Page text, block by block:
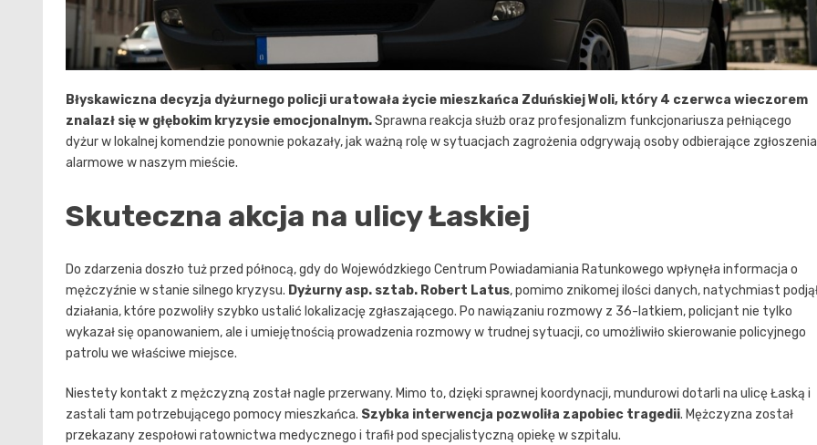
Błyskawiczna decyzja dyżurnego policji uratowała życie mieszkańca Zduńskiej Woli, który 4 czerwca wieczorem
znalazł się w głębokim kryzysie emocjonalnym.Sprawna reakcja służb oraz profesjonalizm funkcjonariusza pełniącego
dyżur w lokalnej komendzie ponownie pokazały, jak ważną rolę w sytuacjach zagrożenia odgrywają osoby odbierające zgłoszenia
alarmowe w naszym mieście.
Skuteczna akcja na ulicy Łaskiej
Do zdarzenia doszło tuż przed północą, gdy do Wojewódzkiego Centrum Powiadamiania Ratunkowego wpłynęła informacja o
mężczyźnie w stanie silnego kryzysu. Dyżurny asp. sztab. Robert Latus, pomimo znikomej ilości danych, natychmiast
działania, które pozwoliły szybko ustalić lokalizację zgłaszającego. Po nawiązaniu rozmowy z 36-latkiem, policjant nie tylko
wykazał się opanowaniem, ale i umiejętnością prowadzenia rozmowy w trudnej sytuacji, co umożliwiło skierowanie policyjnego
patrolu we właściwe miejsce.
Niestety kontakt z mężczyzną został nagle przerwany. Mimo to, dzięki sprawnej koordynacji, mundurowi dotarli na ulicę Łaską i
zastali tam potrzebującego pomocy mieszkańca. Szybka interwencja pozwoliła zapobiec tragedii. Mężczyzna został
przekazany zespołowi ratownictwa medycznego i trafił pod specjalistyczną opiekę w szpitalu.